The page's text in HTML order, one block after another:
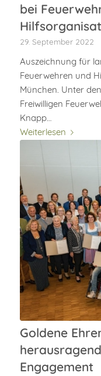
bei
29. September 2022
Auszeichnung für
Feuerwehren und
München. Unter
Freiwilligen
Knapp…
Weiterlesen
Goldene
Engagement